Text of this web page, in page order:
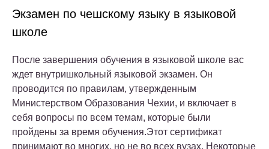
Экзамен по чешскому языку в языковой
школе
После завершения обучения в языковой школе вас
ждет внутришкольный языковой экзамен. Он
проводится по правилам, утвержденным
Министерством Образования Чехии, и включает в
себя вопросы по всем темам, которые были
пройдены за время обучения.Этот сертификат
принимают во многих, но не во всех вузах. Некоторые